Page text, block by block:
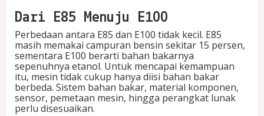
Dari E85 Menuju E100
Perbedaan antara E85 dan E100 tidak kecil. E85
masih memakai campuran bensin sekitar 15 persen,
sementara E100 berarti bahan bakarnya
sepenuhnya etanol. Untuk mencapai kemampuan
itu, mesin tidak cukup hanya diisi bahan bakar
berbeda. Sistem bahan bakar, material komponen,
sensor, pemetaan mesin, hingga perangkat lunak
perlu disesuaikan.